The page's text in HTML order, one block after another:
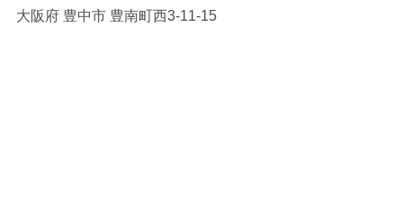
大阪府 豊中市 豊南町西3-11-15